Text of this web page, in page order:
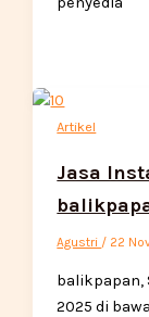
Artikel
Jasa
Agustri / 22
balikpapan,
2025 di